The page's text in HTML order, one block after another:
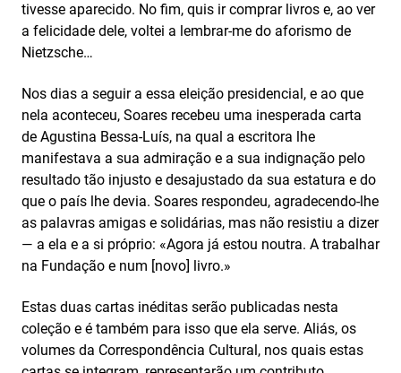
tivesse aparecido. No fim, quis ir comprar livros e, ao ver
a felicidade dele, voltei a lembrar-me do aforismo de
Nietzsche…
Nos dias a seguir a essa eleição presidencial, e ao que
nela aconteceu, Soares recebeu uma inesperada carta
de Agustina Bessa-Luís, na qual a escritora lhe
manifestava a sua admiração e a sua indignação pelo
resultado tão injusto e desajustado da sua estatura e do
que o país lhe devia. Soares respondeu, agradecendo-lhe
as palavras amigas e solidárias, mas não resistiu a dizer
— a ela e a si próprio: «Agora já estou noutra. A trabalhar
na Fundação e num [novo] livro.»
Estas duas cartas inéditas serão publicadas nesta
coleção e é também para isso que ela serve. Aliás, os
volumes da Correspondência Cultural, nos quais estas